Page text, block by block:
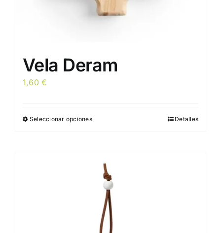
producto
Vela Deram
1,60€
Seleccionar opcionesEste
múltiples
variantes.
Las
opciones
pueden
Detalles